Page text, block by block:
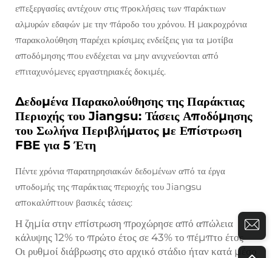
επεξεργασίες αντέχουν στις προκλήσεις των παράκτιων
αλμυρών εδαφών με την πάροδο του χρόνου. Η μακροχρόνια
παρακολούθηση παρέχει κρίσιμες ενδείξεις για τα μοτίβα
αποδόμησης που ενδέχεται να μην ανιχνεύονται από
επιταχυνόμενες εργαστηριακές δοκιμές.
Δεδομένα Παρακολούθησης της Παράκτιας
Περιοχής του Jiangsu: Τάσεις Αποδόμησης
του Σωλήνα Περιβλήματος με Επίστρωση
FBE για 5 Έτη
Πέντε χρόνια παρατηρησιακών δεδομένων από τα έργα
υποδομής της παράκτιας περιοχής του Jiangsu
αποκαλύπτουν βασικές τάσεις:
Η ζημία στην επίστρωση προχώρησε από απώλεια
κάλυψης 12% το πρώτο έτος σε 43% το πέμπτο έτος
Οι ρυθμοί διάβρωσης στο αρχικό στάδιο ήταν κατά μέσο